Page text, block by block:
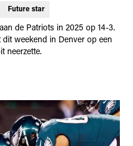
Future star
de Patriots in 2025 op 14-3.
dit weekend in Denver op een
neerzette.